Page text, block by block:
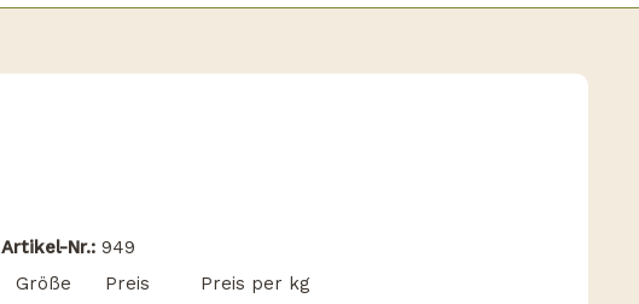
Artikel-Nr.: 949
Größe
Preis
Preis per kg